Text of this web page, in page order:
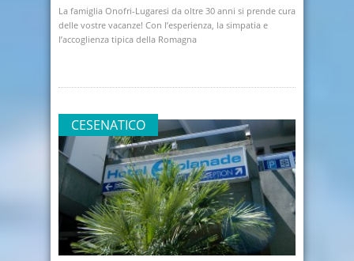
La famiglia Onofri-Lugaresi da oltre 30 anni si prende cura
delle vostre vacanze! Con l’esperienza, la simpatia e
l’accoglienza tipica della Romagna
CESENATICO